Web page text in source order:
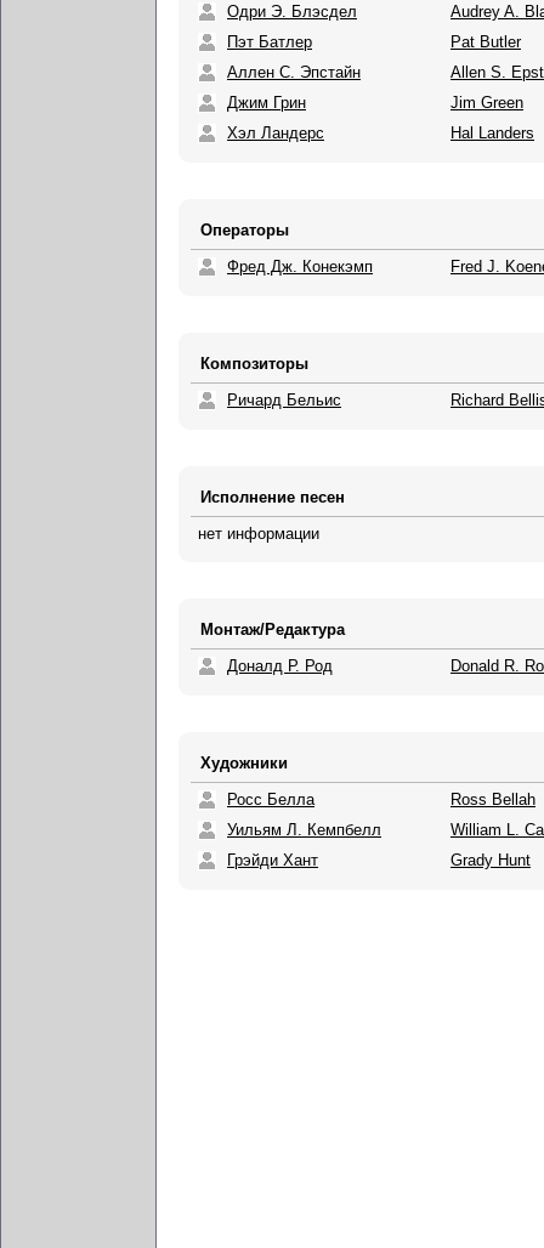
Одри Э. Блэсдел
Audrey A.
Пэт Батлер
Pat Butler
Аллен С. Эпстайн
Allen S.
Джим Грин
Jim Green
Хэл Ландерс
Hal Landers
Операторы
Фред Дж. Конекэмп
Fred J.
Композиторы
Ричард Бельис
Richard
Исполнение песен
нет информации
Монтаж/Редактура
Доналд Р. Род
Donald R.
Художники
Росс Белла
Ross Bellah
Уильям Л. Кемпбелл
William L.
Грэйди Хант
Grady Hunt